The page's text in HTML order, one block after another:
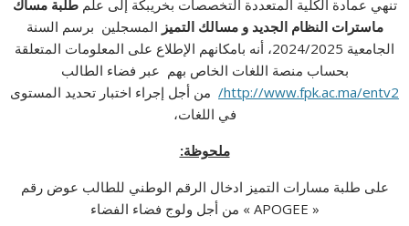
تنهي عمادة الكلية المتعددة التخصصات بخريبكة إلى علمطلبة مساك
ماسترات النظام الجديد و مسالك التميز المسجلين برسم السنة
الجامعية 2024/2025، أنه بامكانهم الإطلاع على المعلومات المتعلقة
بحساب منصة اللغات الخاص بهم عبر فضاء الطالب
http://www.fpk.ac.ma/entv2/
من أجل إجراء اختبار تحديد المستوى
في اللغات،
ملحوظة:
على طلبة مسارات التميز ادخال الرقم الوطني للطالب عوض رقم
« APOGEE » من أجل ولوج فضاء الفضاء